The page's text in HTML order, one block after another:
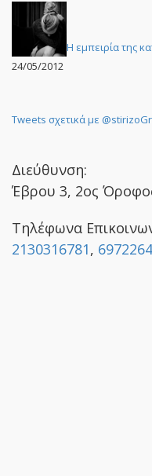
Η εμπειρία της
24/05/2012
Tweets σχετικά με @stirizoGr
Διεύθυνση:
Έβρου 3, 2ος
Τηλέφωνα
2130316781,